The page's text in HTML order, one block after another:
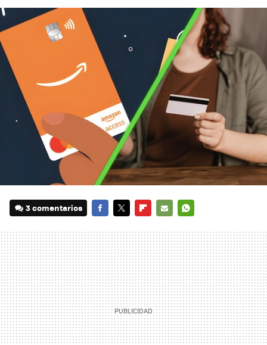
3 comentarios
MAIL